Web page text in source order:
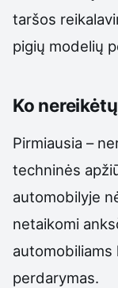
taršos
pigių modelių
Ko
Pirmiausia –
techninės
automobilyje
netaikomi
automobiliams
perdarymas.